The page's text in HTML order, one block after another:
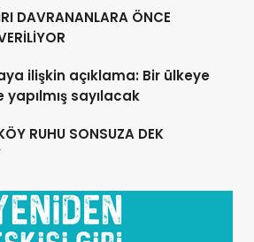
DAVRANANLARA ÖNCE
ilişkin açıklama: Bir ülkeye
yapılmış sayılacak
RUHU SONSUZA DEK